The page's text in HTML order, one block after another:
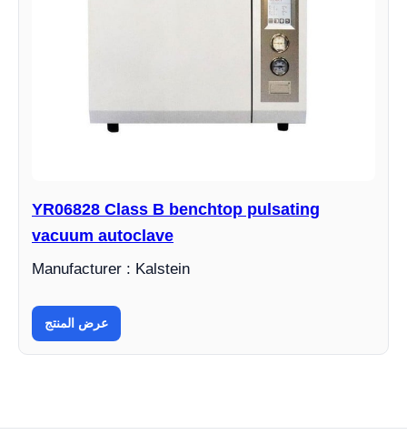
YR06828 Class B benchtop pulsating
vacuum autoclave
Manufacturer : Kalstein
عرض المنتج